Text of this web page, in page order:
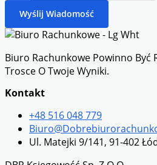
Wyślij Wiadomość
Biuro Rachunkowe Powinno Być
Trosce O Twoje Wyniki.
Kontakt
+48 516 048 779
Ul. Matejki 9/141, 91-402